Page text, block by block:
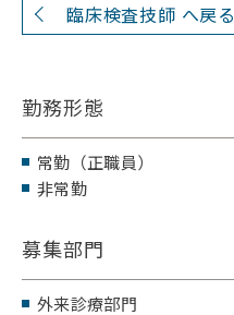
臨床検査技師 へ戻る
勤務形態
常勤（正職員）
非常勤
募集部門
外来診療部門